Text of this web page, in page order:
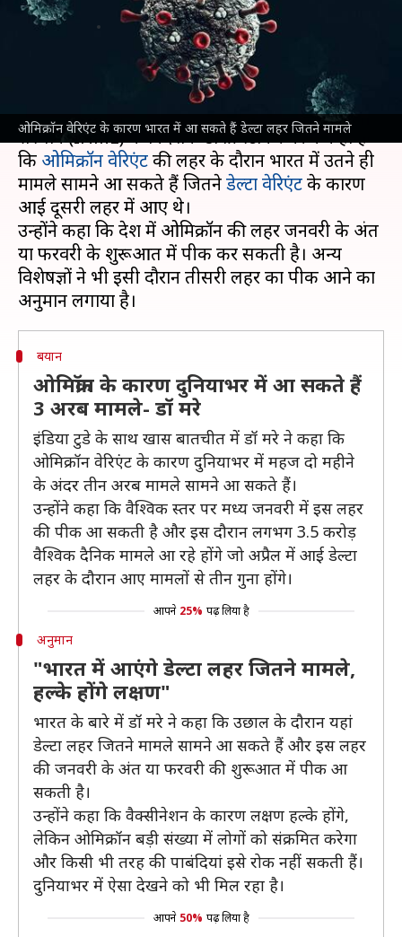
ओमिक्रॉन वेरिएंट के कारण भारत में आ सकते हैं डेल्टा लहर जितने मामले
लेखन मुकुल तोमर Jan 05, 2022 01:26 pm
वॉशिंगटन यूनिवर्सिटी के स्वास्थ्य मैट्रिक्स और मूल्यांकन
संस्थान (IHME) के निदेशक डॉ क्रिस्टोफर मरे ने कहा है
कि ओमिक्रॉन वेरिएंटकी लहर के दौरान भारत में उतने ही
मामले सामने आ सकते हैं जितनेडेल्टा वेरिएंटके कारण
आई दूसरी लहर में आए थे।
उन्होंने कहा कि देश में ओमिक्रॉन की लहर जनवरी के अंत
या फरवरी के शुरूआत में पीक कर सकती है। अन्य
विशेषज्ञों ने भी इसी दौरान तीसरी लहर का पीक आने का
बयान
ओमिक्रॉन के कारण दुनियाभर में आ सकते हैं
3 अरब मामले- डॉ मरे
इंडिया टुडे के साथ खास बातचीत में डॉ मरे ने कहा कि
ओमिक्रॉन वेरिएंट के कारण दुनियाभर में महज दो महीने
के अंदर तीन अरब मामले सामने आ सकते हैं।
उन्होंने कहा कि वैश्विक स्तर पर मध्य जनवरी में इस लहर
की पीक आ सकती है और इस दौरान लगभग 3.5 करोड़
वैश्विक दैनिक मामले आ रहे होंगे जो अप्रैल में आई डेल्टा
लहर के दौरान आए मामलों से तीन गुना होंगे।
आपने 25% पढ़ लिया है
अनुमान
"भारत में आएंगे डेल्टा लहर जितने मामले,
हल्के होंगे लक्षण"
भारत के बारे में डॉ मरे ने कहा कि उछाल के दौरान यहां
डेल्टा लहर जितने मामले सामने आ सकते हैं और इस लहर
की जनवरी के अंत या फरवरी की शुरूआत में पीक आ
सकती है।
उन्होंने कहा कि वैक्सीनेशन के कारण लक्षण हल्के होंगे,
लेकिन ओमिक्रॉन बड़ी संख्या में लोगों को संक्रमित करेगा
और किसी भी तरह की पाबंदियां इसे रोक नहीं सकती हैं।
दुनियाभर में ऐसा देखने को भी मिल रहा है।
आपने 50% पढ़ लिया है